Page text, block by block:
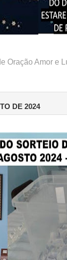
Oração Amor e
DE 2024